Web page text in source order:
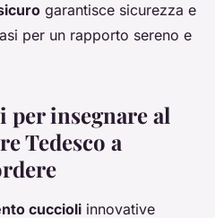
garantisce sicurezza e
per un rapporto sereno e
insegnare al
Tedesco a
cuccioli innovative